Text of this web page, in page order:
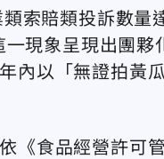
索賠類投訴數量
現象呈現出團夥
內以「無證拍黃
《食品經營許可